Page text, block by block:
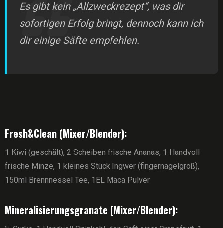
Es gibt kein „Allzweckrezept“, was dir
sofortigen Erfolg bringt, dennoch kann ich
dir einige Säfte empfehlen.
Fresh&Clean (Mixer/Blender):
1 Kiwi (geschält), 2 Scheiben frische Ananas, 1 Handvoll
frische Minze, 1 kleines Stück Ingwer (fingernagelgroß),
150ml Brennnessel Tee, 1EL Maca Pulver
Mineralisierungsgranate (Mixer/Blender):